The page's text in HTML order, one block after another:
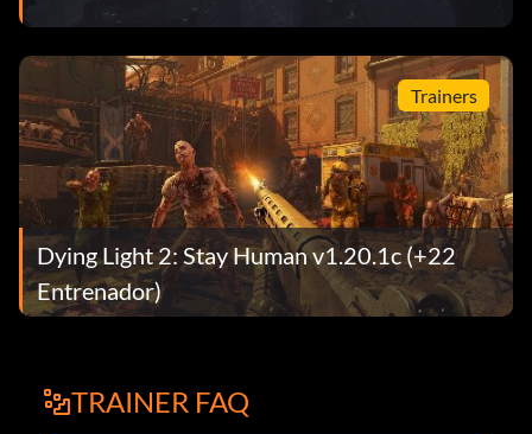
Trainers
Dying Light 2: Stay Human v1.20.1c (+22
Entrenador)
TRAINER FAQ